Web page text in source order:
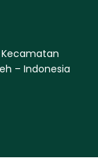
Kecamatan
– Indonesia